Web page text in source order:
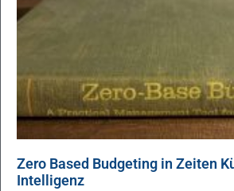
Zero Based Budgeting in Zeiten
Intelligenz